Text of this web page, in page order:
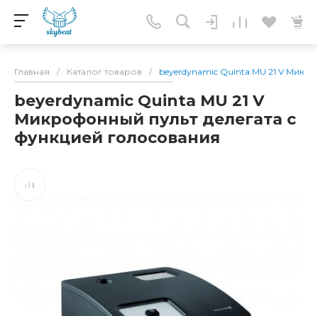
Главная / Каталог товаров / beyerdynamic Quinta MU 21 V
beyerdynamic Quinta MU 21 V
Микрофонный пульт делегата с
функцией голосования